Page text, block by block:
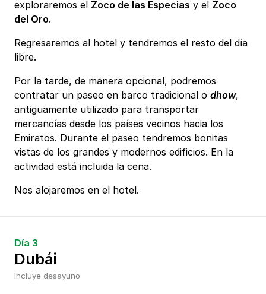
exploraremos el Zoco de las Especias y el Zoco
del Oro.
Regresaremos al hotel y tendremos el resto del día
libre.
Por la tarde, de manera opcional, podremos
contratar un paseo en barco tradicional o dhow,
antiguamente utilizado para transportar
mercancías desde los países vecinos hacia los
Emiratos. Durante el paseo tendremos bonitas
vistas de los grandes y modernos edificios. En la
actividad está incluida la cena.
Nos alojaremos en el hotel.
Día 3
Dubái
Incluye desayuno